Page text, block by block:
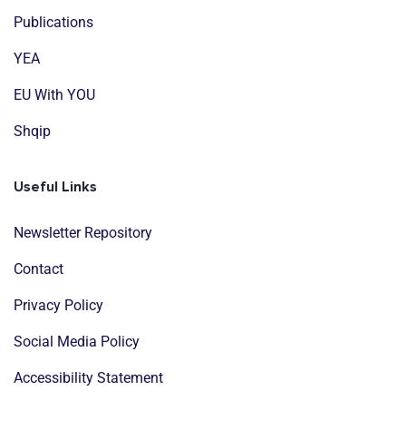
Publications
YEA
EU With YOU
Shqip
Useful Links
Newsletter Repository
Contact
Privacy Policy
Social Media Policy
Accessibility Statement